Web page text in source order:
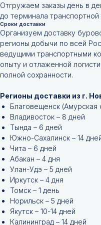
Отгружаем заказы день в
до терминала транспортной
Сроки доставки
Организуем доставку
регионы добычи по всей
ведущими транспортными
опыту и отлаженной
полной сохранности.
Регионы доставки из г.
Благовещенск (Амурская
Владивосток – 8 дней
Тында – 6 дней
Южно-Сахалинск – 14
Чита – 6 дней
Абакан – 4 дня
Улан-Удэ – 5 дней
Иркутск – 4 дня
Томск – 1 день
Норильск – 5 дней
Якутск – 10-14 дней
Калининград – 14 дней